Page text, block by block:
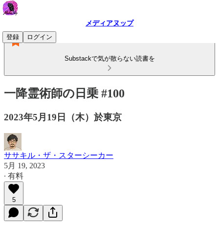
メディアヌップ
登録
ログイン
Substackで気が散らない読書を
一降霊術師の日乗 #100
2023年5月19日（木）於東京
ササキル・ザ・スターシーカー
5月 19, 2023
∙ 有料
5